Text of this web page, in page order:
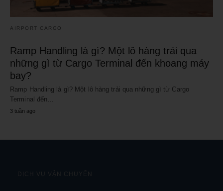
AIRPORT CARGO
Ramp Handling là gì? Một lô hàng trải qua
những gì từ Cargo Terminal đến khoang máy
bay?
Ramp Handling là gì? Một lô hàng trải qua những gì từ Cargo
Terminal đến…
3 tuần ago
DỊCH VỤ VẬN CHUYỂN